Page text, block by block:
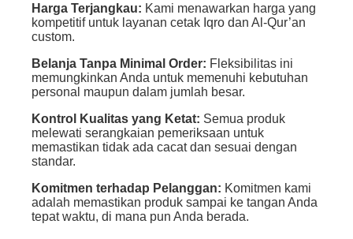
Harga Terjangkau: Kami menawarkan harga yang
kompetitif untuk layanan cetak Iqro dan Al-Qur’an
custom.
Belanja Tanpa Minimal Order: Fleksibilitas ini
memungkinkan Anda untuk memenuhi kebutuhan
personal maupun dalam jumlah besar.
Kontrol Kualitas yang Ketat: Semua produk
melewati serangkaian pemeriksaan untuk
memastikan tidak ada cacat dan sesuai dengan
standar.
Komitmen terhadap Pelanggan: Komitmen kami
adalah memastikan produk sampai ke tangan Anda
tepat waktu, di mana pun Anda berada.